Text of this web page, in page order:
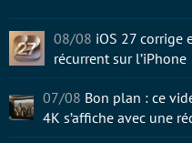
08/08 iOS 27 corrige
récurrent sur l’iPhone
07/08 Bon plan : ce
4K s’affiche avec une